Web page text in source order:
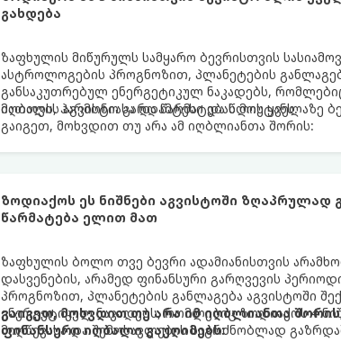
გახდება
ზაფხულის მიწურულს სამყარო ბევრისთვის
ასტროლოგების პროგნოზით, პლანეტების
განსაკუთრებულ ენერგეტიკულ ნაკადებს,
იღბალს, ჰარმონიასა და წარმატებას მოუტანს.
მათთვის აგვისტო გარდამტეხი და წლის ყველაზე
გაიგეთ, მოხვდით თუ არა ამ იღბლიანთა შორის:
ზოდიაქოს ეს ნიშნები აგვისტოში
წარმატება ელით მათ
ზაფხულის ბოლო თვე ბევრი ადამიანისთვის
დასვენების, არამედ ფინანსური გარღვევის
პროგნოზით, პლანეტების განლაგება აგვისტოში
ენერგეტიკულ ნაკადებს, რომლებიც ზოდიაქოს 4
მიღწევასა და შემოსავლების საგრძნობლად
გაიგეთ, მოხვდით თუ არა იმ იღბლიანთა
ფინანსური იღბალი გაუღიმებს: